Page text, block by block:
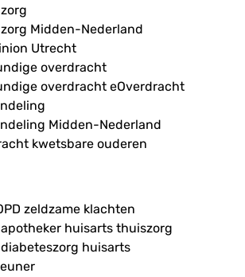
Midden-Nederland
Utrecht
overdracht
overdracht eOverdracht
Midden-Nederland
kwetsbare ouderen
zeldzame klachten
huisarts thuiszorg
huisarts